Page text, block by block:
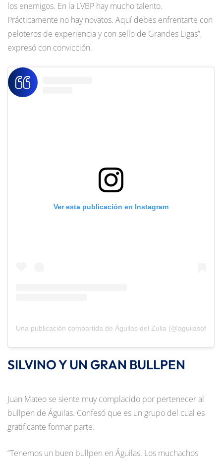
los enemigos. En la LVBP hay mucho talento.
Prácticamente no hay novatos. Aquí debes enfrentarte con
peloteros de experiencia y con sello de Grandes Ligas”,
expresó con convicción.
Ver esta publicación en Instagram
Una publicación compartida de Águilas del Zulia (@aguilasoficial)
SILVINO Y UN GRAN BULLPEN
Juan Mateo se siente muy complacido por pertenecer al
bullpen de Águilas. Confesó que es un grupo del cual es
gratificante formar parte.
“Tenemos un buen bullpen en Águilas. Los muchachos